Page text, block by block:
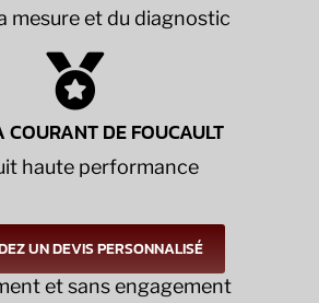
mesure et du diagnostic
COURANT DE FOUCAULT
haute performance
UN DEVIS PERSONNALISÉ
et sans engagement